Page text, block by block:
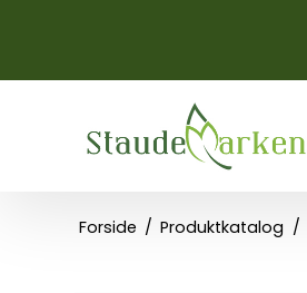
Forside / Produktkatalog /